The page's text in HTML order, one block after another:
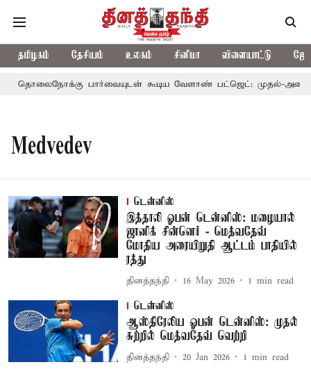
தமிழகம் தேசியம் உலகம் சினிமா விளையாட்டு
தொலைநோக்கு பார்வையுடன் கூடிய வேளாண் பட்ஜெட்: முதல்-
Medvedev
டென்னிஸ்
இத்தாலி ஓபன் டென்னிஸ்: மழையால்
ஜானிக் சின்னெர் - மெத்வதேவ்
மோதிய அரையிறுதி ஆட்டம் பாதியில்
ரத்து
தினத்தந்தி 16 May 2026 1 min read
டென்னிஸ்
ஆஸ்திரேலிய ஓபன் டென்னிஸ்: முதல்
சுற்றில் மெத்வதேவ் வெற்றி
தினத்தந்தி 20 Jan 2026 1 min read